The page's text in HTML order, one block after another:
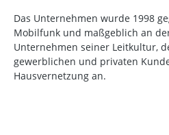
Das Unternehmen wurde 1998
Mobilfunk und maßgeblich an
Unternehmen seiner Leitkultur,
gewerblichen und privaten
Hausvernetzung an.